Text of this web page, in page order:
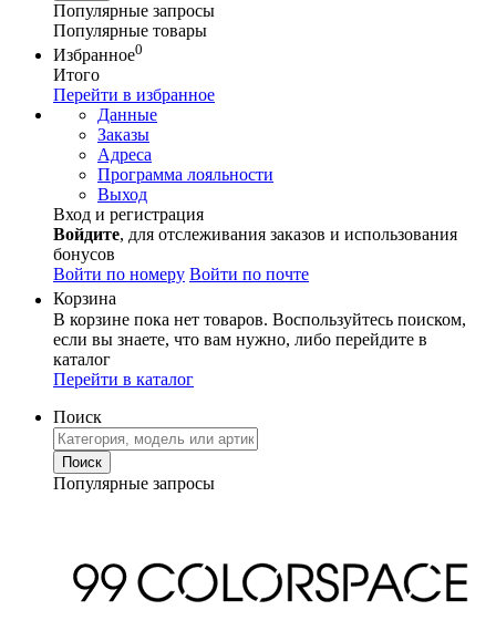
Популярные запросы
Популярные товары
Избранное0
Итого
Перейти в избранное
Данные
Заказы
Адреса
Программа лояльности
Выход
Вход и регистрация
Войдите, для отслеживания заказов и использования
бонусов
Войти по номеру Войти по почте
Корзина
В корзине пока нет товаров. Воспользуйтесь поиском,
если вы знаете, что вам нужно, либо перейдите в
каталог
Перейти в каталог
Поиск
Популярные запросы